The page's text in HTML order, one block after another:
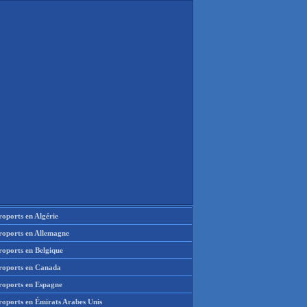
en Algérie
en Allemagne
en Belgique
en Canada
en Espagne
en Émirats Arabes Unis